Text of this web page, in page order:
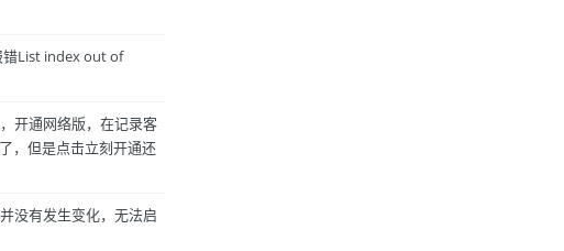
错List index out of
开通网络版，在记录客
，但是点击立刻开通还
没有发生变化，无法启